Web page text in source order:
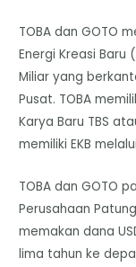
TOBA dan GOTO
Energi Kreasi Baru
Miliar yang
Pusat. TOBA
Karya Baru TBS
memiliki EKB
TOBA dan GOTO
Perusahaan
memakan dana
lima tahun ke